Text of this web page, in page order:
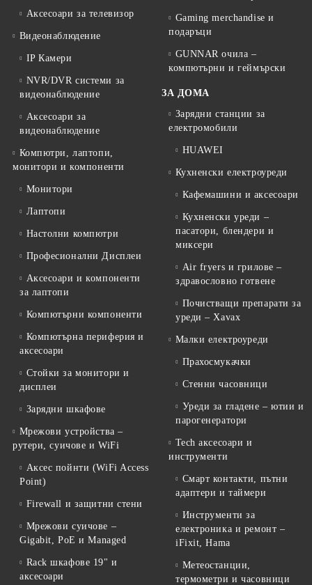
Аксесоари за телевизор
Видеонаблюдение
IP Камери
NVR/DVR системи за
видеонаблюдение
Аксесоари за
видеонаблюдение
Компютри, лаптопи,
монитори и компоненти
Монитори
Лаптопи
Настолни компютри
Професионални Дисплеи
Аксесоари и компоненти
за лаптопи
Компютърни компоненти
Компютърна периферия и
аксесоари
Стойки за монитори и
дисплеи
Зарядни шкафове
Мрежови устройства –
рутери, суичове и WiFi
Аксес пойнти (WiFi Access
Point)
Firewall и защитни стени
Мрежови суичове –
Gigabit, PoE и Managed
Rack шкафове 19" и
аксесоари
Gaming merchandise и
подаръци
GUNNAR очила –
компютърни и геймърски
ЗА ДОМА
Зарядни станции за
електромобили
HUAWEI
Кухненски електроуреди
Кафемашини и аксесоари
Кухненски уреди –
пасатори, блендери и
миксери
Air fryers и грилове –
здравословно готвене
Почистващи препарати за
уреди – Xavax
Малки електроуреди
Прахосмукачки
Стенни часовници
Уреди за гладене – ютии и
парогенератори
Tech аксесоари и
инструменти
Смарт контакти, пътни
адаптери и таймери
Инструменти за
електроника и ремонт –
iFixit, Hama
Метеостанции,
термометри и часовници